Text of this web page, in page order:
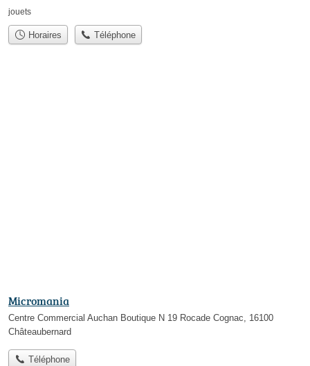
jouets
Horaires Téléphone
Micromania
Centre Commercial Auchan Boutique N 19 Rocade Cognac, 16100
Châteaubernard
Téléphone